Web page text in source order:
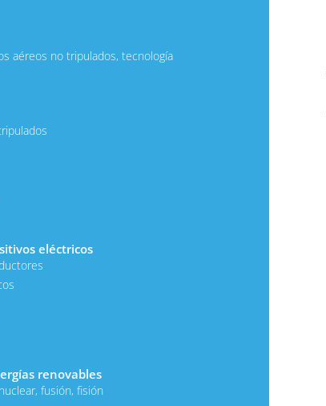
aéreos no tripulados, tecnología
eléctricos
renovables
fusión, fisión